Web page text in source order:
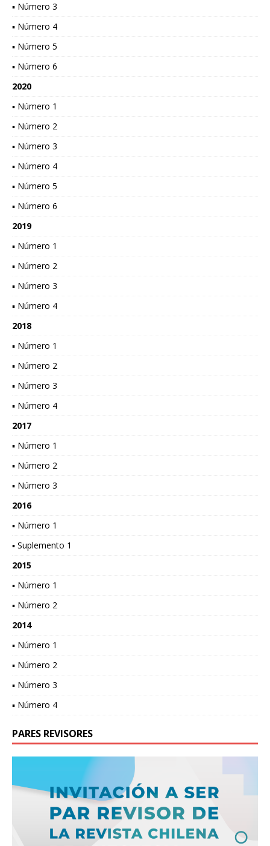
▪ Número 3
▪ Número 4
▪ Número 5
▪ Número 6
2020
▪ Número 1
▪ Número 2
▪ Número 3
▪ Número 4
▪ Número 5
▪ Número 6
2019
▪ Número 1
▪ Número 2
▪ Número 3
▪ Número 4
2018
▪ Número 1
▪ Número 2
▪ Número 3
▪ Número 4
2017
▪ Número 1
▪ Número 2
▪ Número 3
2016
▪ Número 1
▪ Suplemento 1
2015
▪ Número 1
▪ Número 2
2014
▪ Número 1
▪ Número 2
▪ Número 3
▪ Número 4
PARES REVISORES